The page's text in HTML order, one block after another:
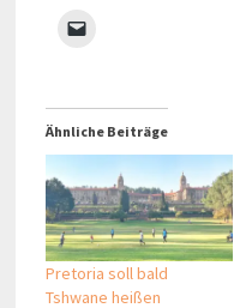
Ähnliche Beiträge
Pretoria soll bald
Tshwane heißen